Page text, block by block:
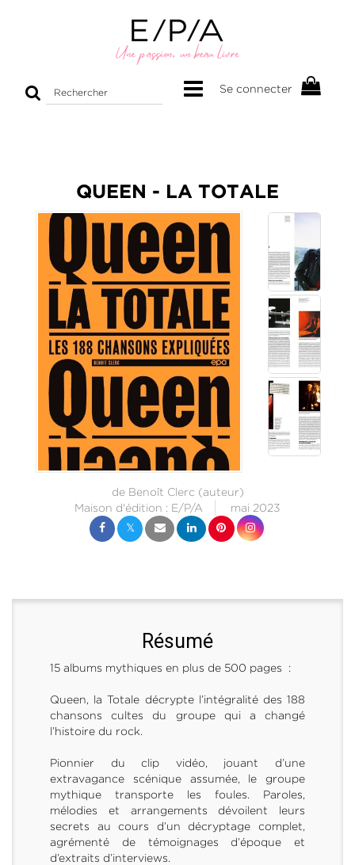
Rechercher
Se connecter
QUEEN - LA TOTALE
de Benoît Clerc (auteur)
Maison d'édition : E/P/A mai 2023
Résumé
15 albums mythiques en plus de 500 pages :
Queen, la Totale décrypte l’intégralité des 188
chansons cultes du groupe qui a changé
l’histoire du rock.
Pionnier du clip vidéo, jouant d’une
extravagance scénique assumée, le groupe
mythique transporte les foules. Paroles,
mélodies et arrangements dévoilent leurs
secrets au cours d’un décryptage complet,
agrémenté de témoignages d’époque et
d’extraits d’interviews.